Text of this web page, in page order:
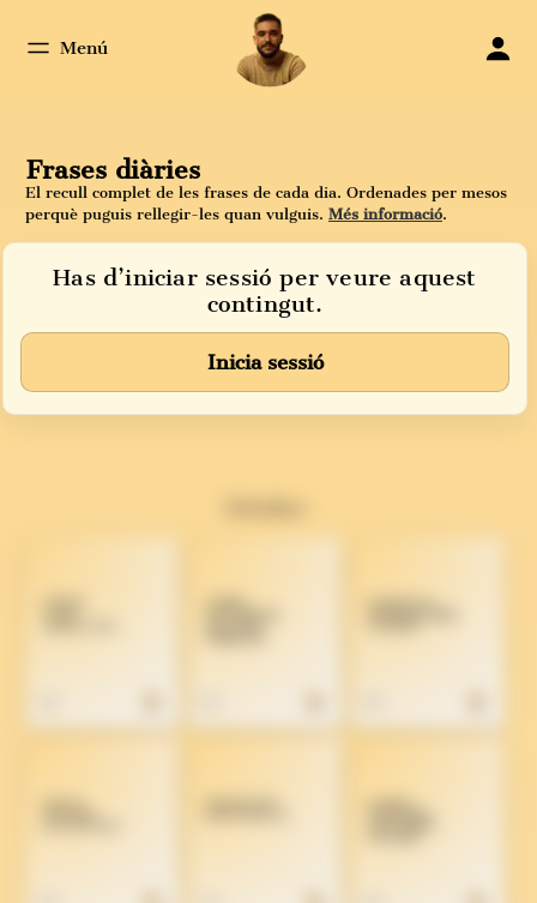
Menú
Frases diàries
El recull complet de les frases de cada dia. Ordenades per mesos
perquè puguis rellegir-les quan vulguis. Més informació.
Has d’iniciar sessió per veure aquest
contingut.
Inicia sessió